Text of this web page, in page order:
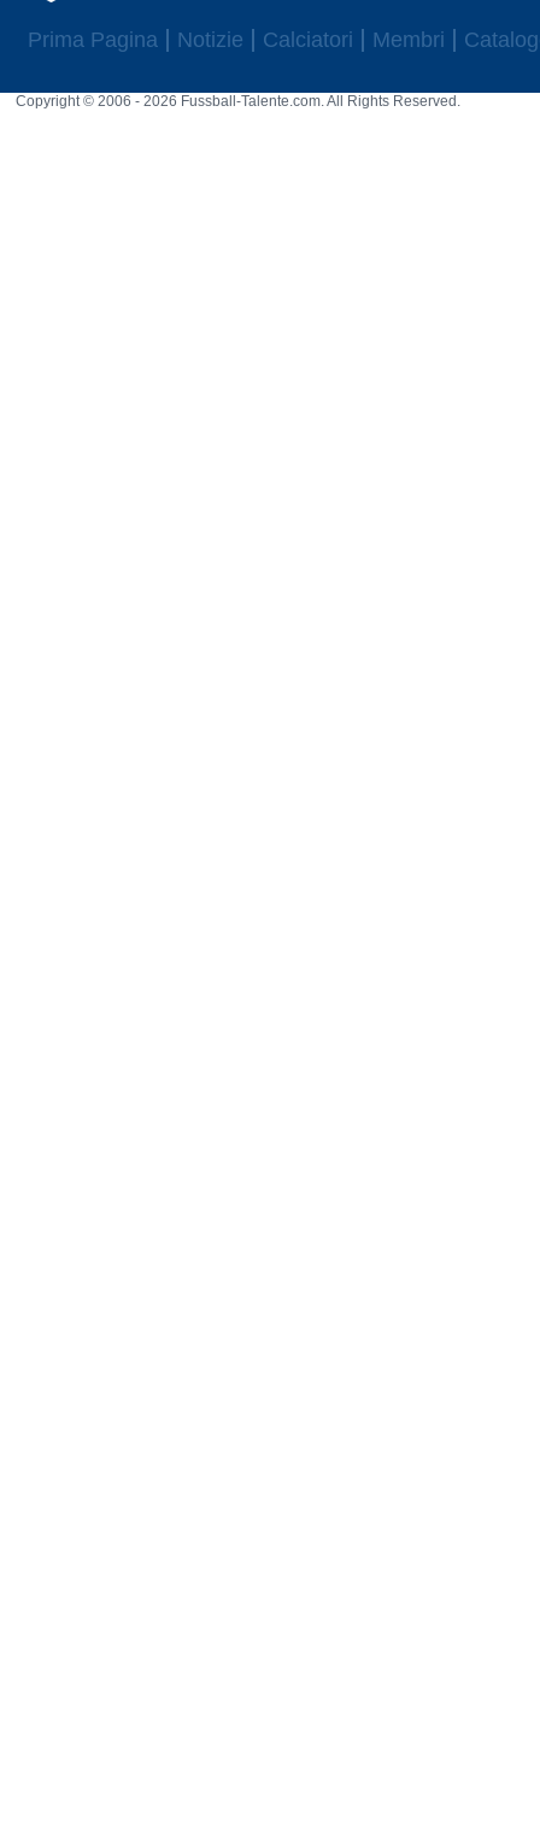
Prima Pagina Notizie Calciatori Membri
Copyright © 2006 - 2026 Fussball-Talente.com. All Rights Reserved.